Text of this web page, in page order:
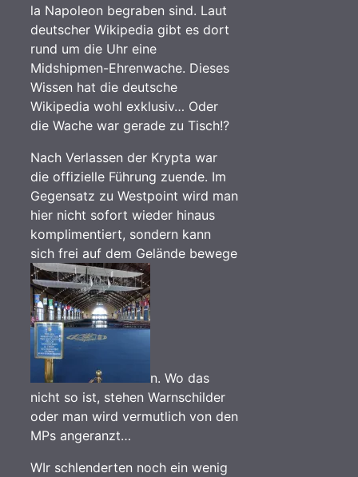
la Napoleon begraben sind. Laut
deutscher Wikipedia gibt es dort
rund um die Uhr eine
Midshipmen-Ehrenwache. Dieses
Wissen hat die deutsche
Wikipedia wohl exklusiv… Oder
die Wache war gerade zu Tisch!?
Nach Verlassen der Krypta war
die offizielle Führung zuende. Im
Gegensatz zu Westpoint wird man
hier nicht sofort wieder hinaus
komplimentiert, sondern kann
sich frei auf dem Gelände bewege
n. Wo das
nicht so ist, stehen Warnschilder
oder man wird vermutlich von den
MPs angeranzt…
WIr schlenderten noch ein wenig